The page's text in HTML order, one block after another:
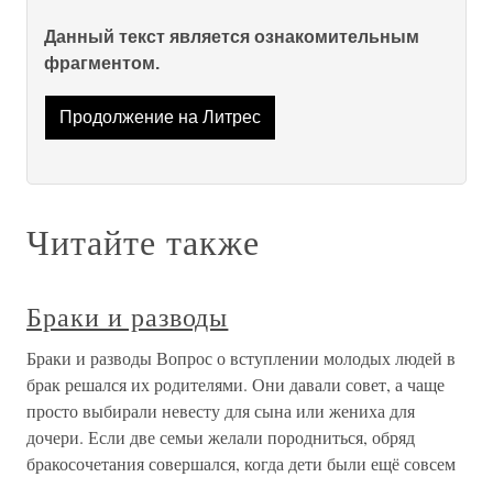
Данный текст является ознакомительным
фрагментом.
Продолжение на Литрес
Читайте также
Браки и разводы
Браки и разводы Вопрос о вступлении молодых людей в
брак решался их родителями. Они давали совет, а чаще
просто выбирали невесту для сына или жениха для
дочери. Если две семьи желали породниться, обряд
бракосочетания совершался, когда дети были ещё совсем